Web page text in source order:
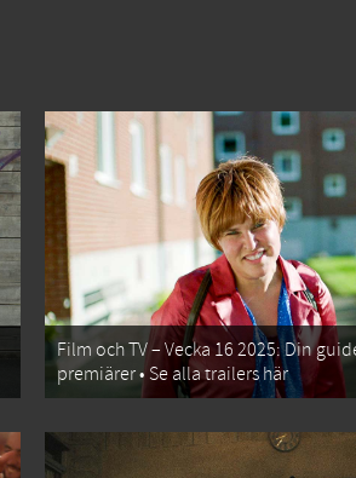
Film och TV – Vecka 16 2025: Din
premiärer • Se alla trailers här